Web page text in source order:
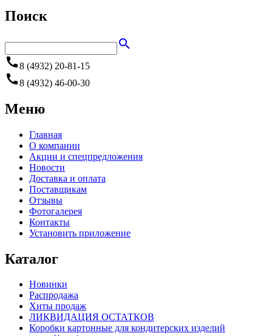
Поиск
search
call8 (4932) 20-81-15
call8 (4932) 46-00-30
Меню
Главная
О компании
Акции и спецпредложения
Новости
Доставка и оплата
Поставщикам
Отзывы
Фотогалерея
Контакты
Установить приложение
Каталог
Новинки
Распродажа
Хиты продаж
ЛИКВИДАЦИЯ ОСТАТКОВ
Коробки картонные для кондитерских изделий